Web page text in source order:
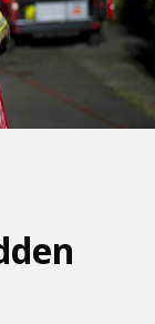
externe
pagina